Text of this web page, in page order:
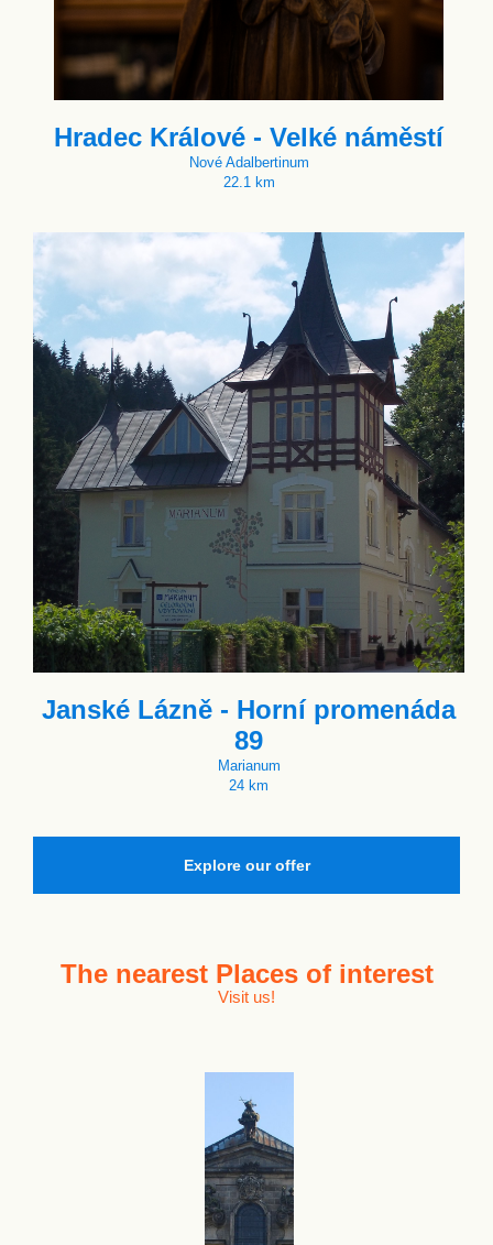
Hradec Králové - Velké náměstí
Nové Adalbertinum
22.1 km
Janské Lázně - Horní promenáda
89
Marianum
24 km
Explore our offer
The nearest Places of interest
Visit us!